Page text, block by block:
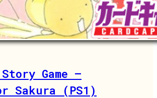
Game –
Sakura (PS1)